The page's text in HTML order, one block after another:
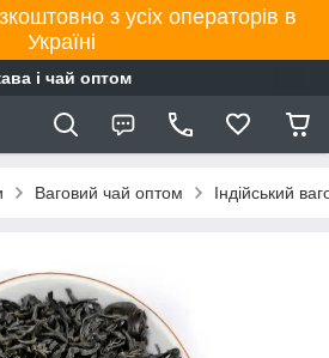
з усіх операторів в
Україні
і чай оптом
Ваговий чай оптом Індійський